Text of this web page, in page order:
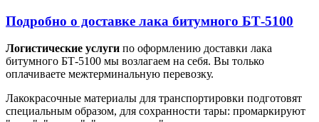
Подробно о доставке лака битумного БТ-5100
Логистические услуги по оформлению доставки лака
битумного БТ-5100 мы возлагаем на себя. Вы только
оплачиваете межтерминальную перевозку.
Лакокрасочные материалы для транспортировки подготовят
специальным образом, для сохранности тары: промаркируют